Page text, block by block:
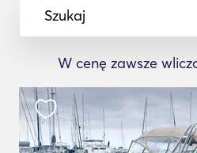
Szukaj
W cenę zawsze